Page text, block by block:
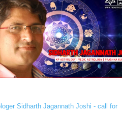
Sidharth Jagannath Joshi - call for